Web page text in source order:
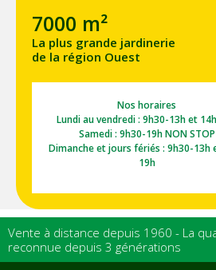
7000 m²
La plus grande jardinerie
de la région Ouest
Nos horaires
Lundi au vendredi : 9h30-13h et
Samedi : 9h30-19h NON STOP
Dimanche et jours fériés : 9h30-13h
19h
Vente à distance depuis 1960 - La
reconnue depuis 3 générations